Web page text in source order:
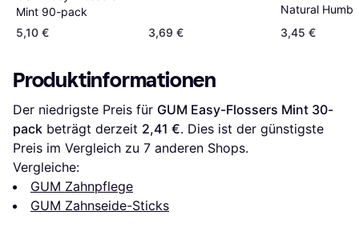
Mint 90-pack
5,10 €
3,69 €
Natural
Picks Mint
3,45 €
Produktinformationen
Der niedrigste Preis für GUM Easy-Flossers Mint 30-
pack beträgt derzeit 2,41 €. Dies ist der günstigste
Preis im Vergleich zu 7 anderen Shops.
Vergleiche:
GUM Zahnpflege
GUM Zahnseide-Sticks